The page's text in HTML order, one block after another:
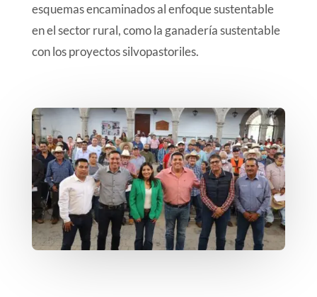
esquemas encaminados al enfoque sustentable
en el sector rural, como la ganadería sustentable
con los proyectos silvopastoriles.